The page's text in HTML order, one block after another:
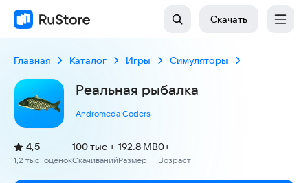
Скачать
Главная Каталог Игры Симуляторы
Реальная рыбалка
Andromeda Coders
Рейтинг:
4,5
(
1,2 тыс. оценок
)
Скачиваний
100 тыс +
Размер
192.8 MB
Возраст
0+